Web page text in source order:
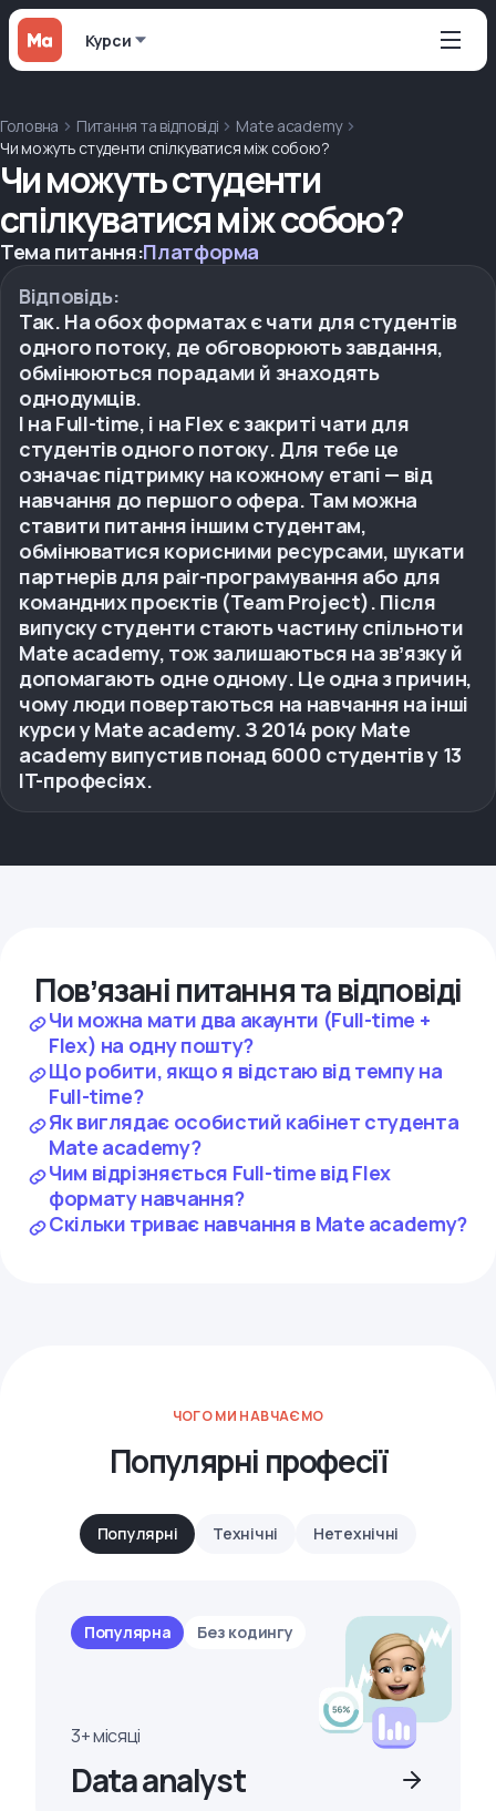
Курси
Головна Питання та відповіді
Mate academy
Чи можуть студенти спілкуватися між собою?
Чи можуть студенти
спілкуватися між собою?
Тема питання:Платформа
Відповідь:
Так. На обох форматах є чати для студентів
одного потоку, де обговорюють завдання,
обмінюються порадами й знаходять
однодумців.
І на Full-time, і на Flex є закриті чати для
студентів одного потоку. Для тебе це
означає підтримку на кожному етапі — від
навчання до першого офера. Там можна
ставити питання іншим студентам,
обмінюватися корисними ресурсами, шукати
партнерів для pair-програмування або для
командних проєктів (Team Project). Після
випуску студенти стають частину спільноти
Mate academy, тож залишаються на звʼязку й
допомагають одне одному. Це одна з причин,
чому люди повертаються на навчання на інші
курси у Mate academy. З 2014 року Mate
academy випустив понад 6000 студентів у 13
IT-професіях.
Повʼязані питання та відповіді
Чи можна мати два акаунти (Full-time +
Flex) на одну пошту?
Що робити, якщо я відстаю від темпу на
Full-time?
Як виглядає особистий кабінет студента
Mate academy?
Чим відрізняється Full-time від Flex
формату навчання?
Скільки триває навчання в Mate academy?
ЧОГО МИ НАВЧАЄМО
Популярні професії
Популярні Технічні Нетехнічні
Популярна Без кодингу
3+ місяці
Data analyst